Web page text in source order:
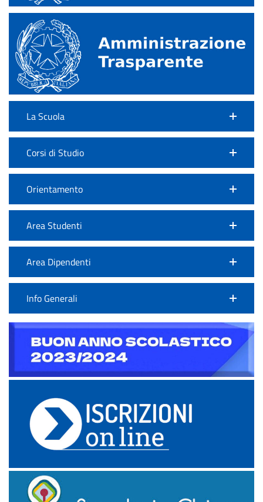
La Scuola
Corsi di Studio
Orientamento
Area Studenti
Area Dipendenti
Info Generali